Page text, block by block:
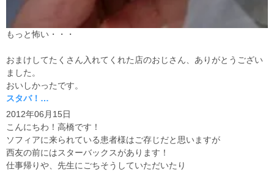
もっと怖い・・・
おまけしてたくさん入れてくれた店のおじさん、ありがとうござい
ました。
おいしかったです。
スタバ！…
2012年06月15日
こんにちわ！高橋です！
ソフィアに来られている患者様はご存じだと思いますが
西友の前にはスターバックスがあります！
仕事帰りや、先生にごちそうしていただいたり